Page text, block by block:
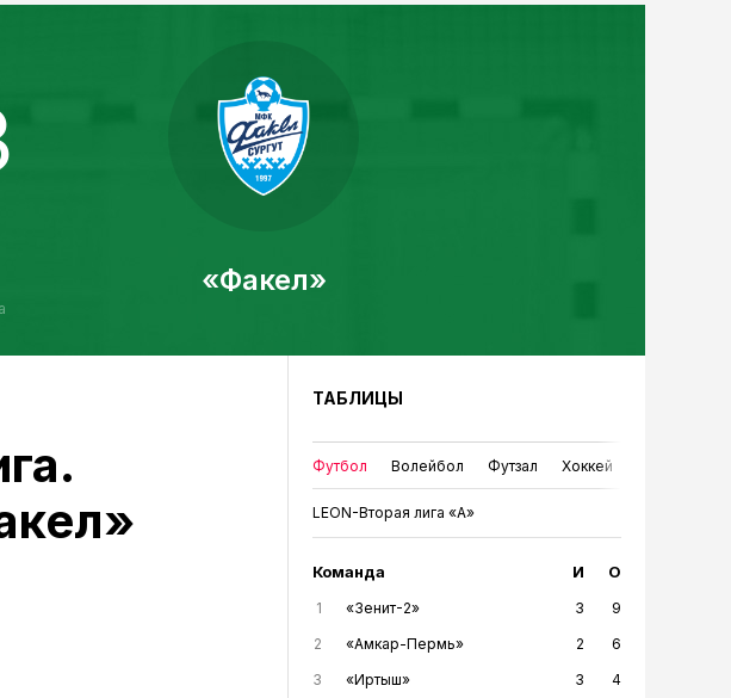
«Факел»
ТАБЛИЦЫ
Футбол Волейбол Футзал Хоккей
LEON-Вторая лига «А»
Команда И О
1 «Зенит-2» 3
9
2
«Амкар-Пермь» 2
6
3
«Иртыш» 3
4